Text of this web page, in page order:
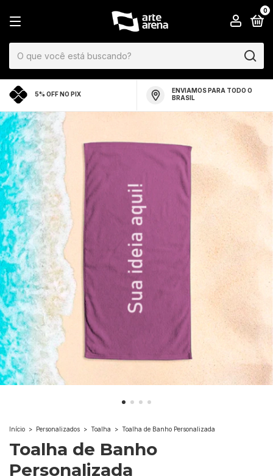
0
5% OFF NO PIX
ENVIAMOS PARA TODO O
BRASIL
Início > Personalizados > Toalha > Toalha de Banho Personalizada
Toalha de Banho
Personalizada